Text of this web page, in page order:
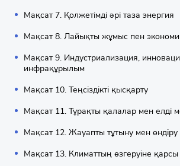
Мақсат 7. Қолжетімді әрі таза энергия
Мақсат 8. Лайықты жұмыс пен
Мақсат 9. Индустриализация,
инфрақұрылым
Мақсат 10. Теңсіздікті қысқарту
Мақсат 11. Тұрақты қалалар мен елді
Мақсат 12. Жауапты тұтыну мен өндіру
Мақсат 13. Климаттың өзгеруіне қарсы